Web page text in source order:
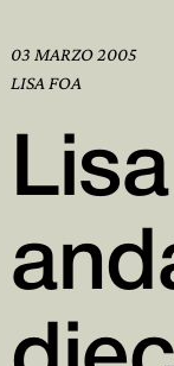
03 MARZO 2005
LISA FOA